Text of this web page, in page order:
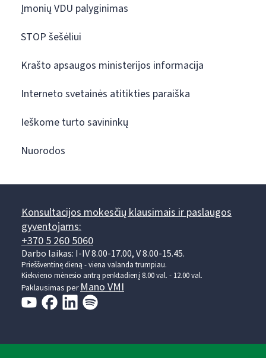
Įmonių VDU palyginimas
STOP šešėliui
Krašto apsaugos ministerijos informacija
Interneto svetainės atitikties paraiška
Ieškome turto savininkų
Nuorodos
Konsultacijos mokesčių klausimais ir paslaugos
gyventojams:
+370 5 260 5060
Darbo laikas: I-IV 8.00-17.00, V 8.00-15.45.
Prieššventinę dieną - viena valanda trumpiau.
Kiekvieno mėnesio antrą penktadienį 8.00 val. - 12.00 val.
Paklausimas per Mano VMI